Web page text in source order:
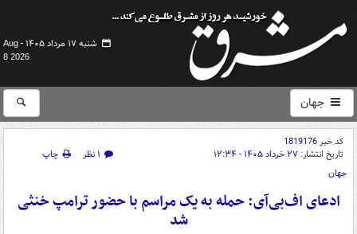
شنبه ۱۷ مرداد ۱۴۰۵ -
Aug
8 2026
جهان
کد خبر1819176
تاریخ انتشار: ۲۷ خرداد ۱۴۰۵ - ۱۲:۳۴ ۱ نظر
چاپ
جهان
ادعای اف‌بی‌آی: حمله به یک مراسم با حضور ترامپ خنثی
شد